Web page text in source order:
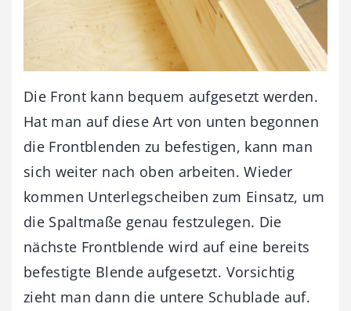
Die Front kann bequem aufgesetzt werden.
Hat man auf diese Art von unten begonnen
die Frontblenden zu befestigen, kann man
sich weiter nach oben arbeiten. Wieder
kommen Unterlegscheiben zum Einsatz, um
die Spaltmaße genau festzulegen. Die
nächste Frontblende wird auf eine bereits
befestigte Blende aufgesetzt. Vorsichtig
zieht man dann die untere Schublade auf.